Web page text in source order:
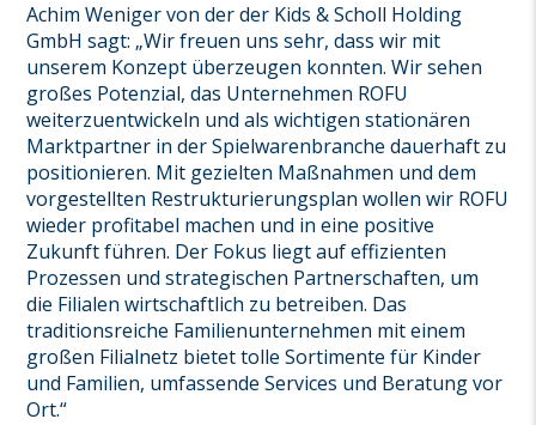
Achim Weniger von der der Kids & Scholl Holding
GmbH sagt: „Wir freuen uns sehr, dass wir mit
unserem Konzept überzeugen konnten. Wir sehen
großes Potenzial, das Unternehmen ROFU
weiterzuentwickeln und als wichtigen stationären
Marktpartner in der Spielwarenbranche dauerhaft zu
positionieren. Mit gezielten Maßnahmen und dem
vorgestellten Restrukturierungsplan wollen wir ROFU
wieder profitabel machen und in eine positive
Zukunft führen. Der Fokus liegt auf effizienten
Prozessen und strategischen Partnerschaften, um
die Filialen wirtschaftlich zu betreiben. Das
traditionsreiche Familienunternehmen mit einem
großen Filialnetz bietet tolle Sortimente für Kinder
und Familien, umfassende Services und Beratung vor
Ort.“